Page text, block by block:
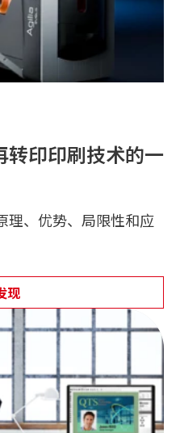
印印刷技术的一
理、优势、局限性和应
现